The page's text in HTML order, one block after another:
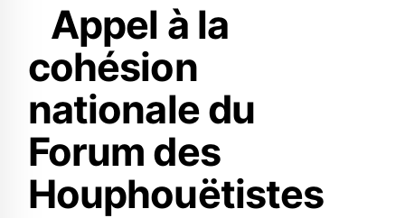
Appel à la
cohésion
nationale du
Forum des
Houphouëtistes